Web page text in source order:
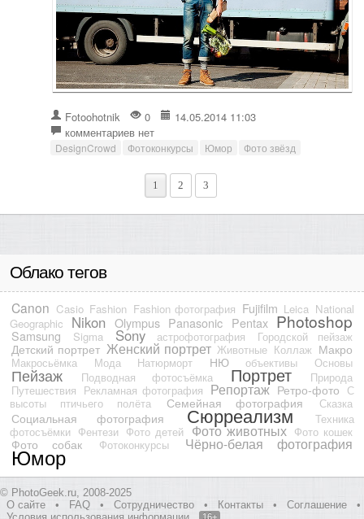
Fotoohotnik 0
14.05.2014 11:03
комментариев нет
DesignCrowd Фотоконкурсы Юмор Фото звёзд
1 2 3
Облако тегов
Canon Casio Fashion Fashion фотография Fujifilm Leica National
Geographic
Nikon Olympus Panasonic Pentax Photoshop
Samsung Sigma Sony астрофотография Городской пейзаж
Детский портрет Женский портрет Животные Коллаж Макро
Макросьёмка Мода Натюрморт НЮ объективы Основы
Пейзаж Подводная фотосъёмка Портрет
Природа
Путешествия Рекламная фотография Репортаж Ретро-фото С
высоты птичьего полёта
Семейная фотография Сказка
Социальная фотография Сюрреализм
Техника
фотосъёмки Фентези Фото детей Фото животных Фото кошек
Фото собак Фотоконкурсы Чёрно-белая фотография
Юмор
© PhotoGeek.ru, 2008-2025
О сайте
• FAQ • Сотрудничество • Контакты • Соглашение
•
16+